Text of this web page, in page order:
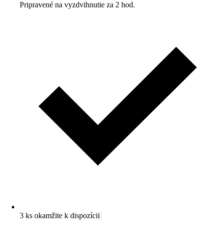
Pripravené na vyzdvihnutie za 2 hod.
3 ks okamžite k dispozícii